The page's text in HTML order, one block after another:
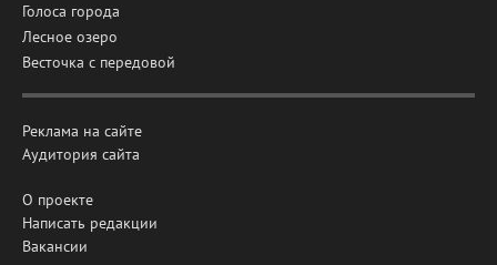
Голоса города
Лесное озеро
Весточка с передовой
Реклама на сайте
Аудитория сайта
О проекте
Написать редакции
Вакансии